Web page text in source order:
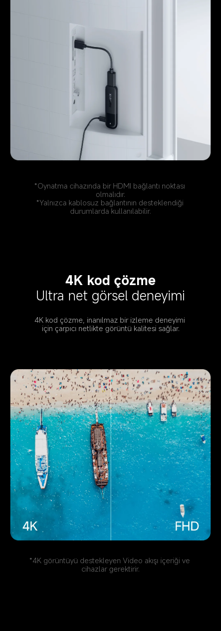
*Oynatma cihazında bir HDMI bağlantı noktası
olmalıdır.
*Yalnızca kablosuz bağlantının desteklendiği
durumlarda kullanılabilir.
4K kod çözme
Ultra net görsel deneyimi
4K kod çözme, inanılmaz bir izleme deneyimi
için çarpıcı netlikte görüntü kalitesi sağlar.
*4K görüntüyü destekleyen Video akışı içeriği ve
cihazlar gerektirir.